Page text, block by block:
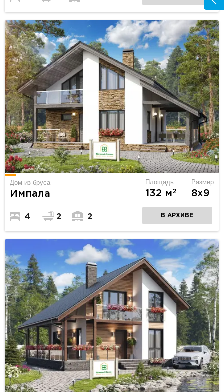
Дом из бруса
Импала
Площадь
132 м2
Размер
8х9
4 2 2 В АРХИВЕ